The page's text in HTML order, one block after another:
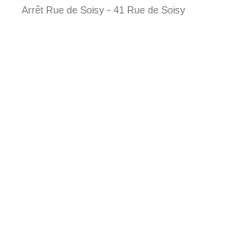
Arrêt Rue de Soisy - 41 Rue de Soisy